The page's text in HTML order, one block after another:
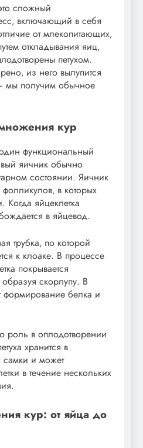
сложный
включающий в себя
от млекопитающих‚
откладывания яиц‚
петухом.
из него вылупится
мы получим обычное
кур
функциональный
яичник обычно
состоянии. Яичник
в которых
Когда яйцеклетка
в яйцевод.
трубка‚ по которой
к клоаке. В процессе
покрывается
скорлупу. В
формирование белка и
роль в оплодотворении
хранится в
самки и может
в течение нескольких
кур: от яйца до